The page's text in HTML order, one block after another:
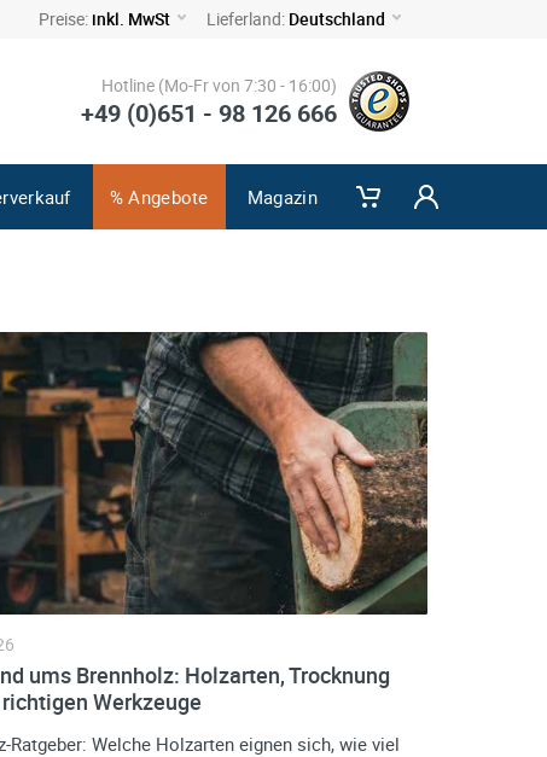
Preise: inkl. MwSt Lieferland: Deutschland
Hotline (Mo-Fr von 7:30 - 16:00)
+49 (0)651 - 98 126 666
% Angebote Magazin
ums Brennholz: Holzarten, Trocknung
Werkzeuge
Ratgeber: Welche Holzarten eignen sich, wie viel